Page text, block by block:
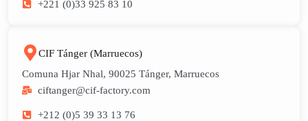
+221 (0)33 925 83 10
CIF Tánger (Marruecos)
Comuna Hjar Nhal, 90025 Tánger, Marruecos
ciftanger@cif-factory.com
+212 (0)5 39 33 13 76